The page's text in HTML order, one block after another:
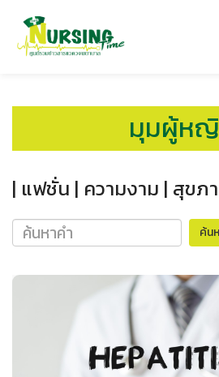
มุมผู้ห
| แฟชั่น | ความงาม | สุขภ
ค้น